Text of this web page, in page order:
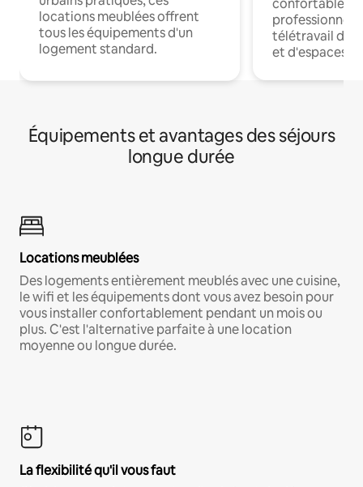
locations meublées offrent
tous les équipements d'un
logement standard.
professionnels
télétravail
et d'espaces
Équipements et avantages des séjours
longue durée
Locations meublées
Des logements entièrement meublés avec une cuisine,
le wifi et les équipements dont vous avez besoin pour
vous installer confortablement pendant un mois ou
plus. C'est l'alternative parfaite à une location
moyenne ou longue durée.
La flexibilité qu'il vous faut